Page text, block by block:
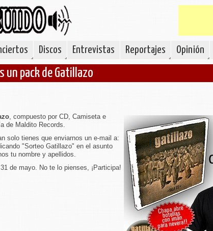
Discos Entrevistas Reportajes Opinión
un pack de Gatillazo
, compuesto por CD, Camiseta e
de Maldito Records.
solo tienes que enviarnos un e-mail a:
"Sorteo Gatillazo" en el asunto
tu nombre y apellidos.
de mayo. No te lo pienses, ¡Participa!